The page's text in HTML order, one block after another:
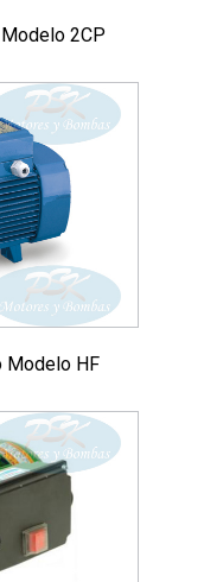
2CP
Modelo HF